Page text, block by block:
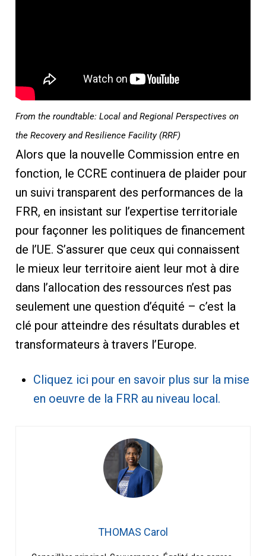
From the roundtable: Local and Regional Perspectives on
the Recovery and Resilience Facility (RRF)
Alors que la nouvelle Commission entre en
fonction, le CCRE continuera de plaider pour
un suivi transparent des performances de la
FRR, en insistant sur l’expertise territoriale
pour façonner les politiques de financement
de l’UE. S’assurer que ceux qui connaissent
le mieux leur territoire aient leur mot à dire
dans l’allocation des ressources n’est pas
seulement une question d’équité – c’est la
clé pour atteindre des résultats durables et
transformateurs à travers l’Europe.
Cliquez ici pour en savoir plus sur la mise
en oeuvre de la FRR au niveau local.
THOMAS Carol